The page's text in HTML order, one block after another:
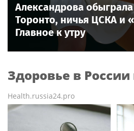
Александрова
Торонто, ничья ЦСКА и
Главное к утру
Здоровье в
Health.russia24.pro